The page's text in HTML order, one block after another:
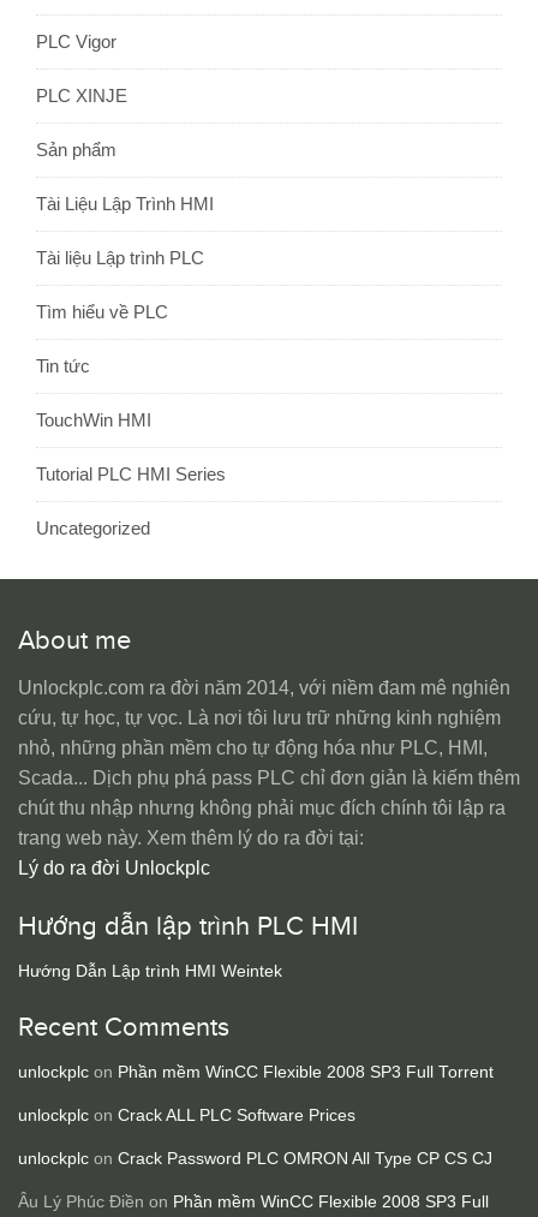
PLC Vigor
PLC XINJE
Sản phẩm
Tài Liệu Lập Trình HMI
Tài liệu Lập trình PLC
Tìm hiểu về PLC
Tin tức
TouchWin HMI
Tutorial PLC HMI Series
Uncategorized
About me
Unlockplc.com ra đời năm 2014, với niềm đam mê nghiên
cứu, tự học, tự vọc. Là nơi tôi lưu trữ những kinh nghiệm
nhỏ, những phần mềm cho tự động hóa như PLC, HMI,
Scada... Dịch phụ phá pass PLC chỉ đơn giản là kiếm thêm
chút thu nhập nhưng không phải mục đích chính tôi lập ra
trang web này. Xem thêm lý do ra đời tại:
Lý do ra đời Unlockplc
Hướng dẫn lập trình PLC HMI
Hướng Dẫn Lập trình HMI Weintek
Recent Comments
unlockplc on Phần mềm WinCC Flexible 2008 SP3 Full Torrent
unlockplc on Crack ALL PLC Software Prices
unlockplc on Crack Password PLC OMRON All Type CP CS CJ
Âu Lý Phúc Điền on Phần mềm WinCC Flexible 2008 SP3 Full